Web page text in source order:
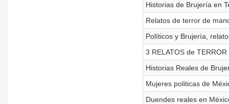
Historias de Brujería en
Relatos de terror de
Políticos y Brujería,
3 RELATOS de
Historias Reales de
Mujeres politicas de
Duendes reales en